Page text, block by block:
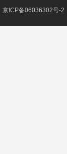
京ICP备06036302号-2